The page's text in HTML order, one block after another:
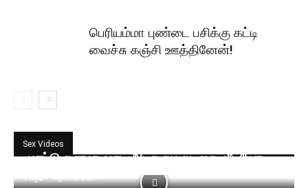
பெரியம்மா புண்டை பசிக்கு கட்டி
வைச்சு கஞ்சி ஊத்தினேன்!
Sex Videos
முரட்டு தனமா ஷாட் அடிக்கும் நடிகை வீடியோ
Priya - April 2, 2021